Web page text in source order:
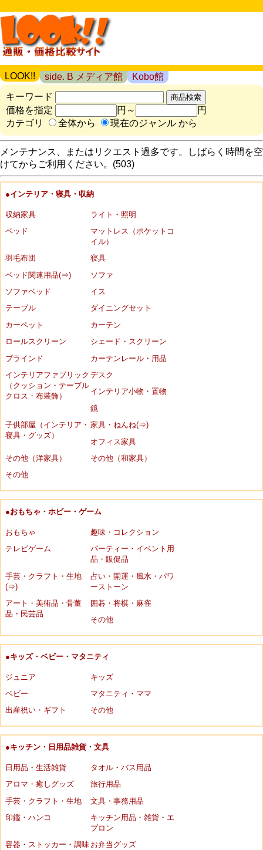
LOOK!! side. B メディア館
Kobo館
キーワード
価格を指定
円～
円
カテゴリ
全体から 現在のジャンル から
メンテナンス、またはリクエスト過多です。しばらく時間を空
けてからご利用ください。(503)
●インテリア・寝具・収納
収納家具
ライト・照明
ベッド
マットレス（ポケットコ
イル）
羽毛布団
寝具
ベッド関連用品(⇒)
ソファ
ソファベッド
イス
テーブル
ダイニングセット
カーペット
カーテン
ロールスクリーン
シェード・スクリーン
ブラインド
カーテンレール・用品
インテリアファブリック
（クッション・テーブル
クロス・布装飾）
デスク
インテリア小物・置物
鏡
子供部屋（インテリア・
寝具・グッズ）
家具・ねんね(⇒)
オフィス家具
その他（洋家具）
その他（和家具）
その他
●おもちゃ・ホビー・ゲーム
おもちゃ
趣味・コレクション
テレビゲーム
パーティー・イベント用
品・販促品
手芸・クラフト・生地
(⇒)
占い・開運・風水・パワ
ーストーン
アート・美術品・骨董
品・民芸品
囲碁・将棋・麻雀
その他
●キッズ・ベビー・マタニティ
ジュニア
キッズ
ベビー
マタニティ・ママ
出産祝い・ギフト
その他
●キッチン・日用品雑貨・文具
日用品・生活雑貨
タオル・バス用品
アロマ・癒しグッズ
旅行用品
手芸・クラフト・生地
文具・事務用品
印鑑・ハンコ
キッチン用品・雑貨・エ
プロン
容器・ストッカー・調味 お弁当グッズ